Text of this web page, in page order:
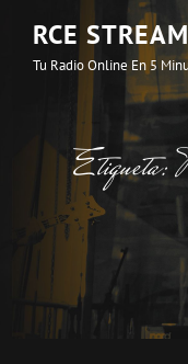
RCE STREAM
Tu Radio Online En 5
Etiqueta: